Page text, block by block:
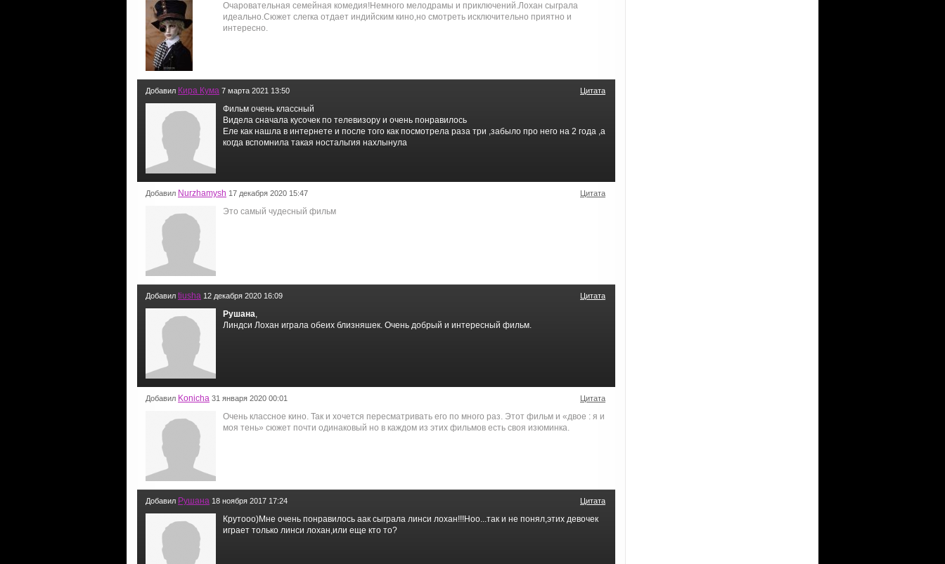
Очаровательная семейная комедия!Немного мелодрамы и приключений.Лохан сыграла
идеально.Сюжет слегка отдает индийским кино,но смотреть исключительно приятно и
интересно.
Добавил Кира Кума 7 марта 2021 13:50 Цитата
Фильм очень классный
Видела сначала кусочек по телевизору и очень понравилось
Еле как нашла в интернете и после того как посмотрела раза три ,забыло про него на 2 года ,а
когда вспомнила такая ностальгия нахлынула
Добавил Nurzhamysh 17 декабря 2020 15:47 Цитата
Это самый чудесный фильм
Добавил tiusha 12 декабря 2020 16:09 Цитата
Рушана,
Линдси Лохан играла обеих близняшек. Очень добрый и интересный фильм.
Добавил Konicha 31 января 2020 00:01 Цитата
Очень классное кино. Так и хочется пересматривать его по много раз. Этот фильм и «двое : я и
моя тень» сюжет почти одинаковый но в каждом из этих фильмов есть своя изюминка.
Добавил Рушана 18 ноября 2017 17:24 Цитата
Крутооо)Мне очень понравилось аак сыграла линси лохан!!!Ноо...так и не понял,этих девочек
играет только линси лохан,или еще кто то?